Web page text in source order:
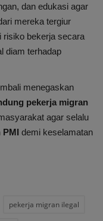
dan edukasi agar
mereka tergiur
risiko bekerja secara
diam terhadap
menegaskan
pekerja migran
agar selalu
PMI demi keselamatan
pekerja migran ilegal